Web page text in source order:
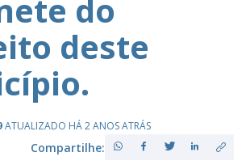
do
deste
ATUALIZADO HÁ 2 ANOS ATRÁS
Compartilhe: